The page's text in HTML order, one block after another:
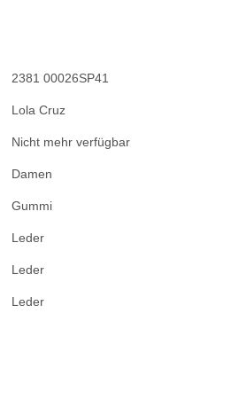
2381 00026SP41
Lola Cruz
Nicht mehr verfügbar
Damen
Gummi
Leder
Leder
Leder